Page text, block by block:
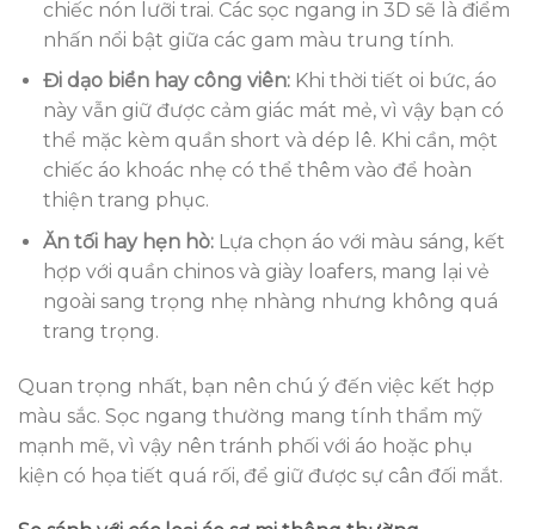
chiếc nón lưỡi trai. Các sọc ngang in 3D sẽ là điểm
nhấn nổi bật giữa các gam màu trung tính.
Đi dạo biển hay công viên:Khi thời tiết oi bức, áo
này vẫn giữ được cảm giác mát mẻ, vì vậy bạn có
thể mặc kèm quần short và dép lê. Khi cần, một
chiếc áo khoác nhẹ có thể thêm vào để hoàn
thiện trang phục.
Ăn tối hay hẹn hò:Lựa chọn áo với màu sáng, kết
hợp với quần chinos và giày loafers, mang lại vẻ
ngoài sang trọng nhẹ nhàng nhưng không quá
trang trọng.
Quan trọng nhất, bạn nên chú ý đến việc kết hợp
màu sắc. Sọc ngang thường mang tính thẩm mỹ
mạnh mẽ, vì vậy nên tránh phối với áo hoặc phụ
kiện có họa tiết quá rối, để giữ được sự cân đối mắt.